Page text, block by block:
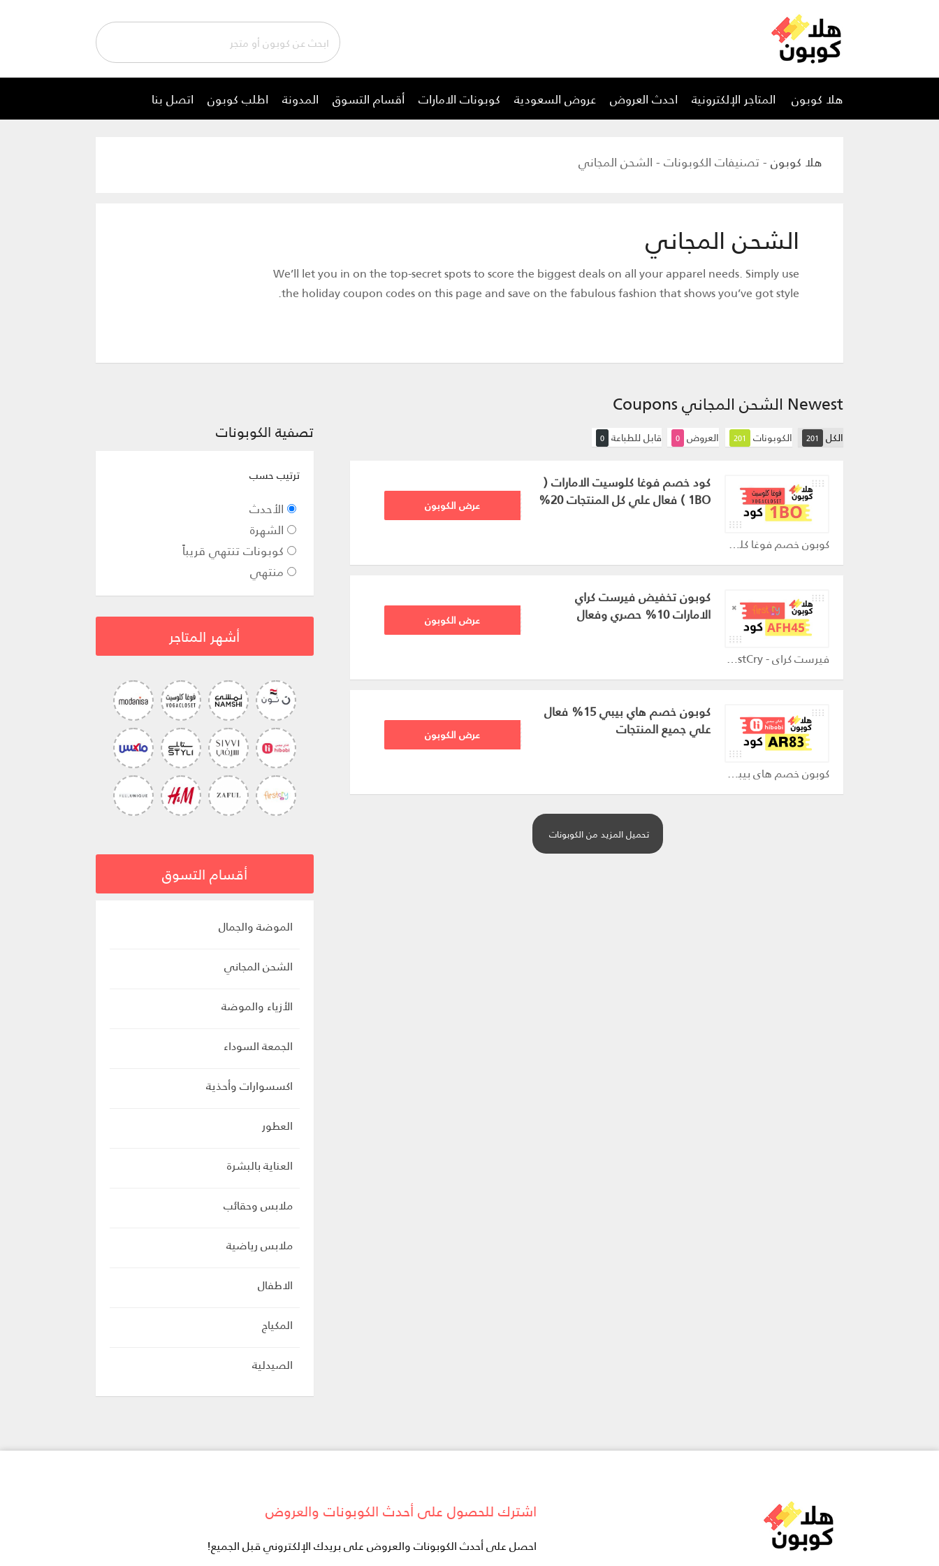
إلى
هلا كوبون المتاجر الإلكترونية احدث العروض عروض السعودية كوبونات الامارات أقسام التسوق المدونة اطلب كوبون اتصل بنا
هلا كوبون-تصنيفات الكوبونات-الشحن المجاني
الشحن المجاني
We’ll let you in on the top-secret spots to score the biggest deals on all your apparel needs. Simply use
the holiday coupon codes on this page and save on the fabulous fashion that shows you’ve got style.
Newest الشحن المجاني Coupons
الكل 201 الكوبونات 201 العروض 0 قابل للطباعة 0
كوبون خصم فوغا كلوسيت اليوم - Vogacloset كوبون
كود خصم فوغا كلوسيت الامارات (
1BO ) فعال علي كل المنتجات 20% عرض الكوبون
فيرست كراي - FirstCry كوبون
كوبون تخفيض فيرست كراي
الامارات 10% حصري وفعال AFH45عرض الكوبون
كوبون خصم هاي بيبي - Hibobi كوبون
كوبون خصم هاي بيبي 15% فعال
علي جميع المنتجات عرض الكوبون
تحميل المزيد من الكوبونات
تصفية الكوبونات
ترتيب حسب
الأحدث
الشهرة
كوبونات تنتهي قريباً
منتهي
أشهر المتاجر
أقسام التسوق
الموضة والجمال
الشحن المجاني
الأزياء والموضة
الجمعة السوداء
اكسسوارات وأحذية
العطور
العناية بالبشرة
ملابس وحقائب
ملابس رياضية
الاطفال
المكياج
الصيدلية
اشترك للحصول على أحدث الكوبونات والعروض
احصل على أحدث الكوبونات والعروض على بريدك الإلكتروني قبل الجميع!